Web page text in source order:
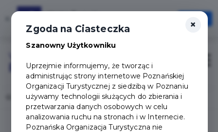
Szybciej, wygodniej, zawsze pod ręką
Otwórz
Login/Rejestracja
Home Załóż konto
×
Zgoda na Ciasteczka
Szanowny Użytkowniku
Uprzejmie informujemy, że tworząc i
administrując strony internetowe Poznańskiej
Organizacji Turystycznej z siedzibą w Poznaniu
używamy technologii służących do zbierania i
przetwarzania danych osobowych w celu
analizowania ruchu na stronach i w Internecie.
Poznańska Organizacja Turystyczna nie